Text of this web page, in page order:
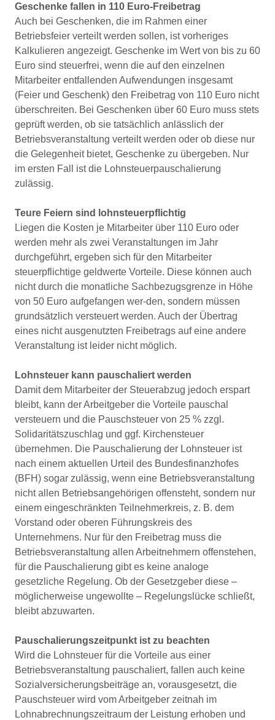
Geschenke fallen in 110 Euro-Freibetrag
Auch bei Geschenken, die im Rahmen einer
Betriebsfeier verteilt werden sollen, ist vorheriges
Kalkulieren angezeigt. Geschenke im Wert von bis zu 60
Euro sind steuerfrei, wenn die auf den einzelnen
Mitarbeiter entfallenden Aufwendungen insgesamt
(Feier und Geschenk) den Freibetrag von 110 Euro nicht
überschreiten. Bei Geschenken über 60 Euro muss stets
geprüft werden, ob sie tatsächlich anlässlich der
Betriebsveranstaltung verteilt werden oder ob diese nur
die Gelegenheit bietet, Geschenke zu übergeben. Nur
im ersten Fall ist die Lohnsteuerpauschalierung
zulässig.
Teure Feiern sind lohnsteuerpflichtig
Liegen die Kosten je Mitarbeiter über 110 Euro oder
werden mehr als zwei Veranstaltungen im Jahr
durchgeführt, ergeben sich für den Mitarbeiter
steuerpflichtige geldwerte Vorteile. Diese können auch
nicht durch die monatliche Sachbezugsgrenze in Höhe
von 50 Euro aufgefangen wer-den, sondern müssen
grundsätzlich versteuert werden. Auch der Übertrag
eines nicht ausgenutzten Freibetrags auf eine andere
Veranstaltung ist leider nicht möglich.
Lohnsteuer kann pauschaliert werden
Damit dem Mitarbeiter der Steuerabzug jedoch erspart
bleibt, kann der Arbeitgeber die Vorteile pauschal
versteuern und die Pauschsteuer von 25 % zzgl.
Solidaritätszuschlag und ggf. Kirchensteuer
übernehmen. Die Pauschalierung der Lohnsteuer ist
nach einem aktuellen Urteil des Bundesfinanzhofes
(BFH) sogar zulässig, wenn eine Betriebsveranstaltung
nicht allen Betriebsangehörigen offensteht, sondern nur
einem eingeschränkten Teilnehmerkreis, z. B. dem
Vorstand oder oberen Führungskreis des
Unternehmens. Nur für den Freibetrag muss die
Betriebsveranstaltung allen Arbeitnehmern offenstehen,
für die Pauschalierung gibt es keine analoge
gesetzliche Regelung. Ob der Gesetzgeber diese –
möglicherweise ungewollte – Regelungslücke schließt,
bleibt abzuwarten.
Pauschalierungszeitpunkt ist zu beachten
Wird die Lohnsteuer für die Vorteile aus einer
Betriebsveranstaltung pauschaliert, fallen auch keine
Sozialversicherungsbeiträge an, vorausgesetzt, die
Pauschsteuer wird vom Arbeitgeber zeitnah im
Lohnabrechnungszeitraum der Leistung erhoben und